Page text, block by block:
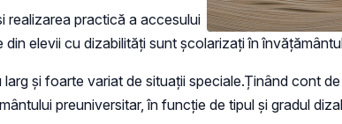
realizarea practică a accesului
elevii cu dizabilități sunt școlarizați în
şi foarte variat de situaţii speciale.Ținând cont
preuniversitar, în funcție de tipul și gradul